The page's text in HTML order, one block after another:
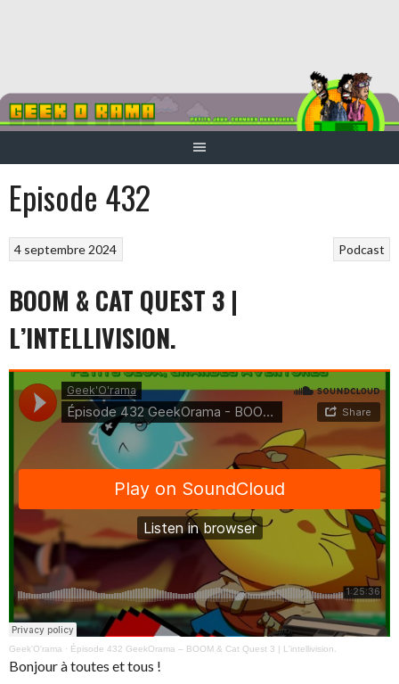
Episode 432
Podcast
4 septembre 2024
BOOM & CAT QUEST 3 |
L’INTELLIVISION.
Geek'O'rama · Épisode 432 GeekOrama – BOOM & Cat Quest 3 | L'intellivision.
Bonjour à toutes et tous !